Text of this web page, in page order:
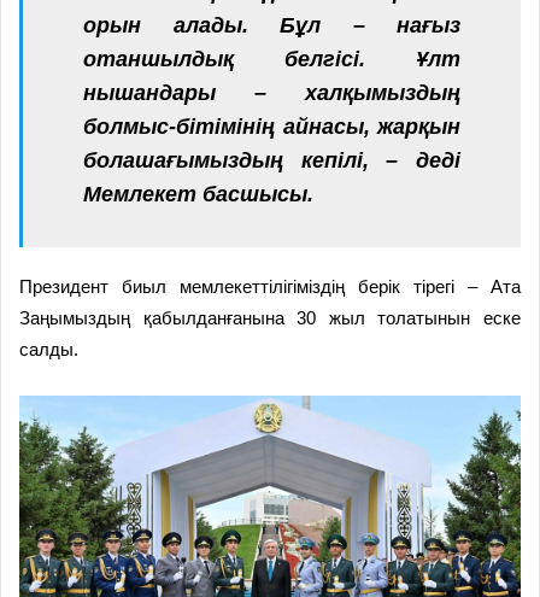
орын алады. Бұл – нағыз
отаншылдық белгісі. Ұлт
нышандары – халқымыздың
болмыс-бітімінің айнасы, жарқын
болашағымыздың кепілі, – деді
Мемлекет басшысы.
Президент биыл мемлекеттілігіміздің берік тірегі – Ата
Заңымыздың қабылданғанына 30 жыл толатынын еске
салды.